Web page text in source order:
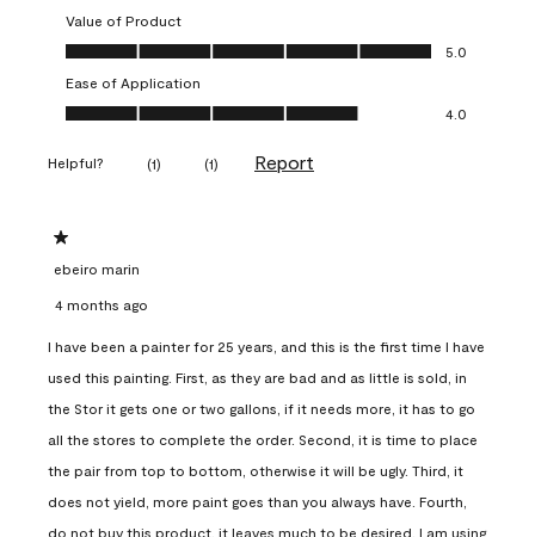
Value of Product
Value of Product, 5.0 out of 5
5.0
Ease of Application
Ease of Application, 4.0 out of 5
4.0
Helpful? (1) (1) Report
1 out of 5 stars.
ebeiro marin
4 months ago
I have been a painter for 25 years, and this is the first time I have
used this painting. First, as they are bad and as little is sold, in
the Stor it gets one or two gallons, if it needs more, it has to go
all the stores to complete the order. Second, it is time to place
the pair from top to bottom, otherwise it will be ugly. Third, it
does not yield, more paint goes than you always have. Fourth,
do not buy this product, it leaves much to be desired. I am using